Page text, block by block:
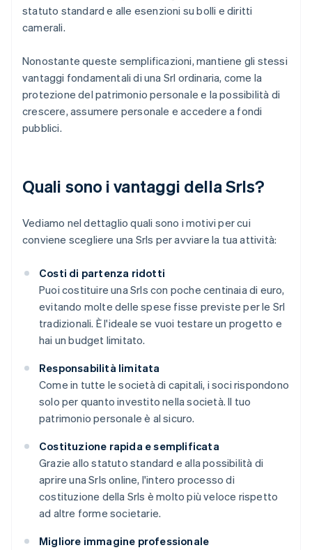
statuto standard e alle esenzioni su bolli e diritti
camerali.
Nonostante queste semplificazioni, mantiene gli stessi
vantaggi fondamentali di una Srl ordinaria, come la
protezione del patrimonio personale e la possibilità di
crescere, assumere personale e accedere a fondi
pubblici.
Quali sono i vantaggi della Srls?
Vediamo nel dettaglio quali sono i motivi per cui
conviene scegliere una Srls per avviare la tua attività:
Costi di partenza ridotti
Puoi costituire una Srls con poche centinaia di euro,
evitando molte delle spese fisse previste per le Srl
tradizionali. È l'ideale se vuoi testare un progetto e
hai un budget limitato.
Responsabilità limitata
Come in tutte le società di capitali, i soci rispondono
solo per quanto investito nella società. Il tuo
patrimonio personale è al sicuro.
Costituzione rapida e semplificata
Grazie allo statuto standard e alla possibilità di
aprire una Srls online, l'intero processo di
costituzione della Srls è molto più veloce rispetto
ad altre forme societarie.
Migliore immagine professionale